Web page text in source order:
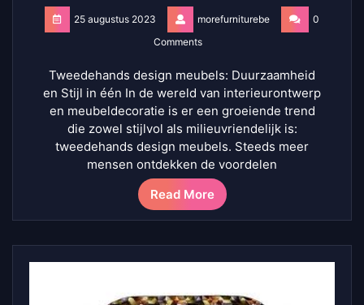
25 augustus 2023 morefurniturebe
0
Comments
Tweedehands design meubels: Duurzaamheid
en Stijl in één In de wereld van interieurontwerp
en meubeldecoratie is er een groeiende trend
die zowel stijlvol als milieuvriendelijk is:
tweedehands design meubels. Steeds meer
mensen ontdekken de voordelen
Read More